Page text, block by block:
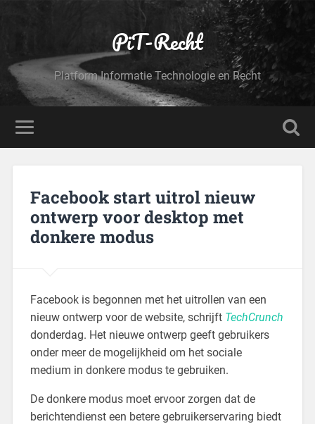
PiT-Recht
Platform Informatie Technologie en Recht
Facebook start uitrol nieuw
ontwerp voor desktop met
donkere modus
Facebook is begonnen met het uitrollen van een
nieuw ontwerp voor de website, schrijft TechCrunch
donderdag. Het nieuwe ontwerp geeft gebruikers
onder meer de mogelijkheid om het sociale
medium in donkere modus te gebruiken.
De donkere modus moet ervoor zorgen dat de
berichtendienst een betere gebruikerservaring biedt